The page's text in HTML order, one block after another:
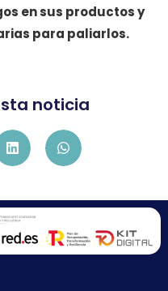
en sus productos y
para paliarlos.
noticia